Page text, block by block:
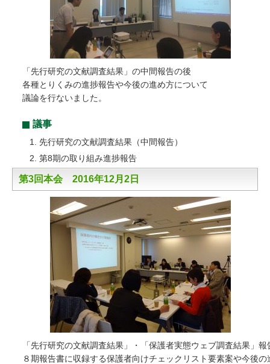
「先行研究の文献調査結果」の中間報告の後
各種とりくみの進捗報告や今後の進め方について
議論を行ないました。
議事
先行研究の文献調査結果（中間報告）
第8期の取り組み進捗報告
第3回本会 2016年12月2日
「先行研究の文献調査結果」・「保護者実態ウェブ調査結果」報
８期報告書に収録する保護者向けチェックリスト要素案や今後の